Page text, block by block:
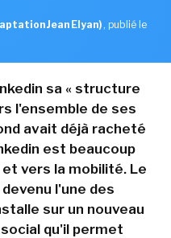
Jean Elyan) , publié le
sa « structure
l'ensemble de ses
avait déjà racheté
est beaucoup
vers la mobilité. Le
l'une des
sur un nouveau
qu'il permet